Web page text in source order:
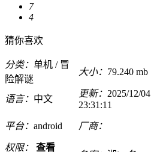
7
4
猜你喜欢
分类： 单机 / 冒
险解谜
大小： 79.240 mb
语言： 中文
更新： 2025/12/04
23:31:11
平台： android 厂商：
权限：
查看